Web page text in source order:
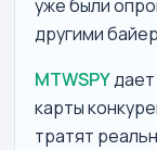
уже были
другими
MTWSPY
карты
тратят